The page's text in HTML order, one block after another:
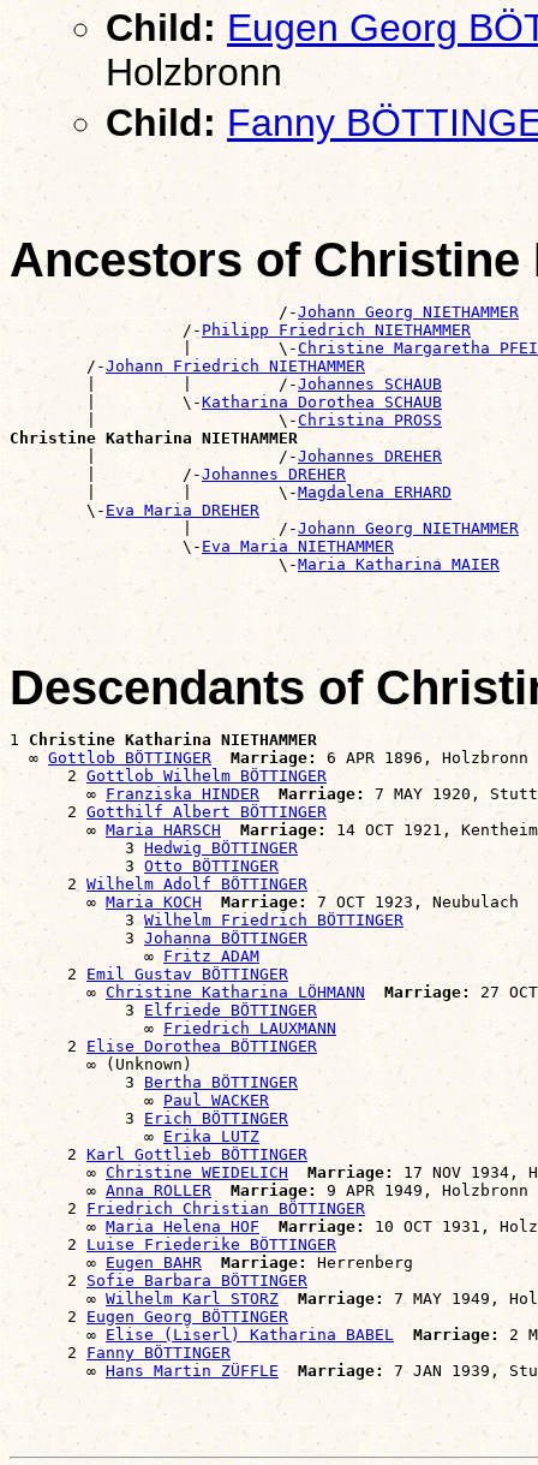
Child: Eugen Georg
Holzbronn
Child: Fanny
Ancestors of Christine
                            /-
Johann Georg NIETHAMMER
                  /-
Philipp Friedrich NIETHAMMER
                  |         \-
Christine Margaretha
        /-
Johann Friedrich NIETHAMMER
        |         |         /-
Johannes SCHAUB
        |         \-
Katharina Dorothea SCHAUB
        |                   \-
Christina PROSS
Christine Katharina NIETHAMMER
|                   /-Johannes DREHER
        |         /-
Johannes DREHER
        |         |         \-
Magdalena ERHARD
        \-
Eva Maria DREHER
                  |         /-
Johann Georg NIETHAMMER
                  \-
Eva Maria NIETHAMMER
                            \-
Maria Katharina MAIER
Descendants of
1 Christine Katharina NIETHAMMER
  ∞
Gottlob BÖTTINGER Marriage:
6 APR 1896, Holzbronn
      2
Gottlob Wilhelm BÖTTINGER
        ∞
Franziska HINDER Marriage:
7 MAY 1920,
      2
Gotthilf Albert BÖTTINGER
        ∞
Maria HARSCH Marriage:
14 OCT 1921, Kentheim
            3
Hedwig BÖTTINGER
            3
Otto BÖTTINGER
      2
Wilhelm Adolf BÖTTINGER
        ∞
Maria KOCH Marriage:
7 OCT 1923, Neubulach
            3
Wilhelm Friedrich BÖTTINGER
            3
Johanna BÖTTINGER
              ∞
Fritz ADAM
      2
Emil Gustav BÖTTINGER
        ∞
Christine Katharina LÖHMANN Marriage:
27
            3
Elfriede BÖTTINGER
              ∞
Friedrich LAUXMANN
      2
Elise Dorothea BÖTTINGER
        ∞ (Unknown)
            3
Bertha BÖTTINGER
              ∞
Paul WACKER
            3
Erich BÖTTINGER
              ∞
Erika LUTZ
      2
Karl Gottlieb BÖTTINGER
        ∞
Christine WEIDELICH Marriage:
17 NOV 1934,
        ∞
Anna ROLLER Marriage:
9 APR 1949, Holzbronn
      2
Friedrich Christian BÖTTINGER
        ∞
Maria Helena HOF Marriage:
10 OCT 1931,
      2
Luise Friederike BÖTTINGER
        ∞
Eugen BAHR Marriage:
Herrenberg
      2
Sofie Barbara BÖTTINGER
        ∞
Wilhelm Karl STORZ Marriage:
7 MAY 1949,
      2
Eugen Georg BÖTTINGER
        ∞
Elise (Liserl) Katharina BABEL Marriage:
2
      2
Fanny BÖTTINGER
        ∞
Hans Martin ZÜFFLE Marriage: